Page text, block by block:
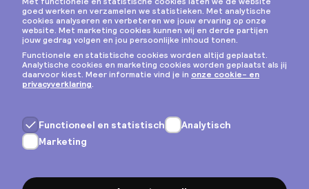
Privacy & cookies
Algemene voorwaarden